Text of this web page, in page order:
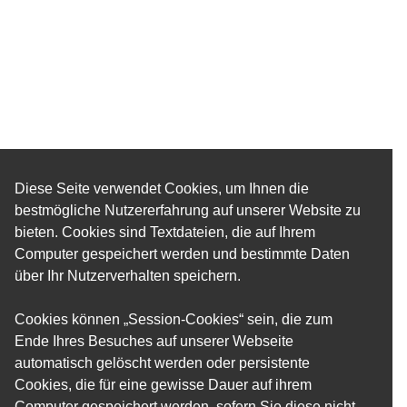
Diese Seite verwendet Cookies, um Ihnen die
bestmögliche Nutzererfahrung auf unserer Website zu
bieten. Cookies sind Textdateien, die auf Ihrem
Computer gespeichert werden und bestimmte Daten
über Ihr Nutzerverhalten speichern.
Cookies können „Session-Cookies“ sein, die zum
Ende Ihres Besuches auf unserer Webseite
automatisch gelöscht werden oder persistente
Cookies, die für eine gewisse Dauer auf ihrem